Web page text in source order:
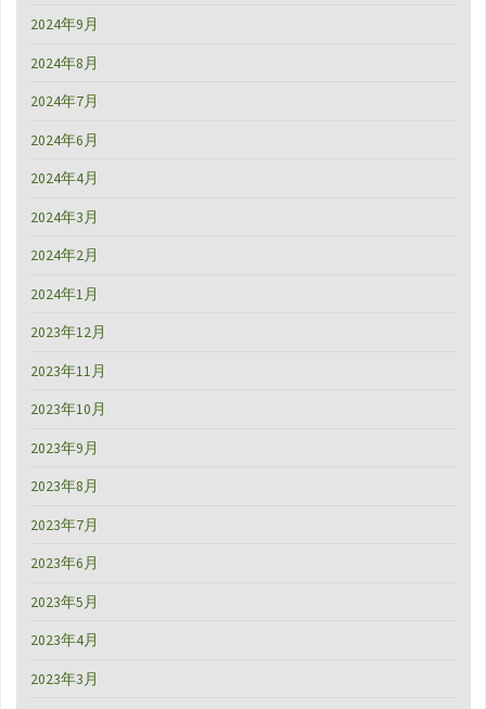
2024年9月
2024年8月
2024年7月
2024年6月
2024年4月
2024年3月
2024年2月
2024年1月
2023年12月
2023年11月
2023年10月
2023年9月
2023年8月
2023年7月
2023年6月
2023年5月
2023年4月
2023年3月